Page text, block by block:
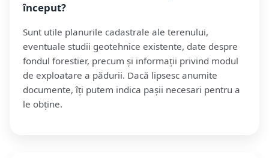
început?
Sunt utile planurile cadastrale ale terenului,
eventuale studii geotehnice existente, date despre
fondul forestier, precum și informații privind modul
de exploatare a pădurii. Dacă lipsesc anumite
documente, îți putem indica pașii necesari pentru a
le obține.